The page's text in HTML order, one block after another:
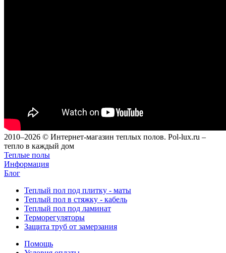
2010–2026 © Интернет-магазин теплых полов. Pol-lux.ru –
тепло в каждый дом
Теплые полы
Информация
Блог
Теплый пол под плитку - маты
Теплый пол в стяжку - кабель
Теплый пол под ламинат
Терморегуляторы
Защита труб от замерзания
Помощь